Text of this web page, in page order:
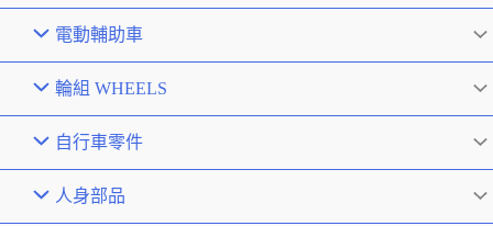
電動輔助車
輪組 WHEELS
自行車零件
人身部品